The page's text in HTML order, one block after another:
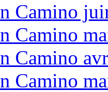
Camino
Camino
Camino
Camino